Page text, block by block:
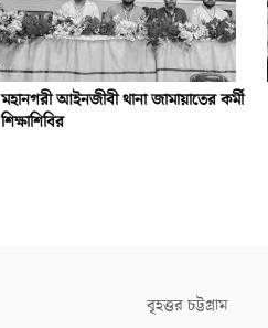
মহানগরী আইনজীবী থানা জামায়াতের কর্মী
শিক্ষাশিবির
বৃহত্তর চট্টগ্রাম